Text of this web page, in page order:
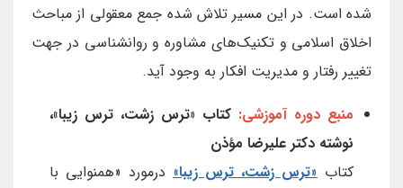
شده است. در این مسیر تلاش شده جمع معقولی از مباحث
اخلاق اسلامی و تکنیک‌های مشاوره و روانشناسی در جهت
تغییر رفتار و مدیریت افکار به وجود آید.
منبع دوره آموزشی: کتاب «ترس زشت، ترس زیبا»،
نوشته دکتر علیرضا مؤذن
کتاب «ترس زشت، ترس زیبا» درمورد «همنوایی با